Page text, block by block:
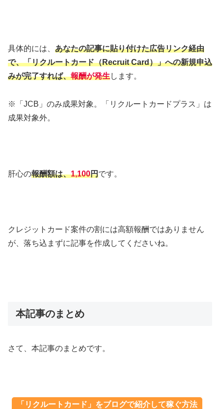
具体的には、 あなたの記事に貼り付けた広告リンク経由
で、「リクルートカード（Recruit Card）」への新規申込
みが完了すれば、報酬が発生します。
※「JCB」のみ成果対象。「リクルートカードプラス」は
成果対象外。
肝心の報酬額は、1,100円です。
クレジットカード案件の割には高額報酬ではありません
が、落ち込まずに記事を作成してくださいね。
本記事のまとめ
さて、本記事のまとめです。
「リクルートカード」をブログで紹介して稼ぐ方法